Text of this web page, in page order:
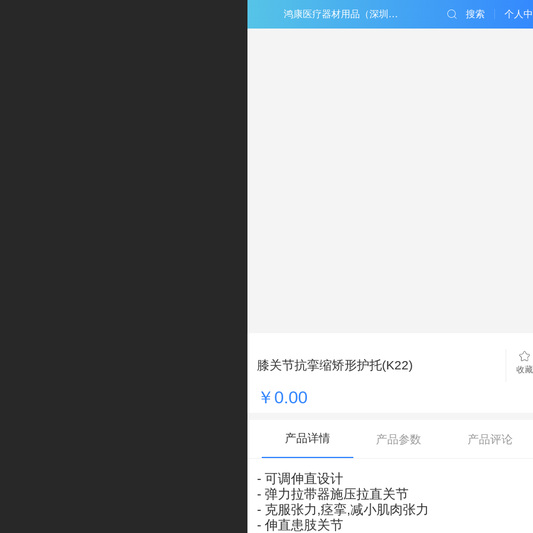
鸿康医疗器材用品（深圳）有限公司 个人
搜索
膝关节抗挛缩矫形护托(K22) 收藏
￥0.00
产品详情 产品参数 产品评论
- 可调伸直设计
- 弹力拉带器施压拉直关节
- 克服张力,痉挛,减小肌肉张力
- 伸直患肢关节